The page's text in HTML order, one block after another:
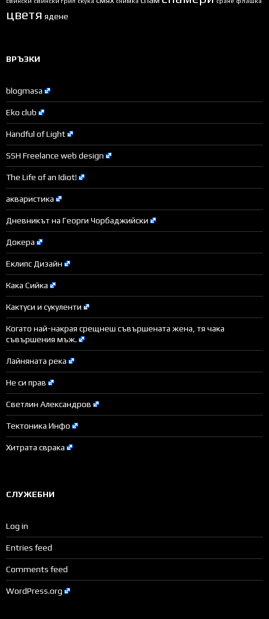
цветя ядене
ВРЪЗКИ
blogmasa
Eko club
Handful of Light
SSH Freelance web design
The Life of an Idiot!
акваристика
Дневникът на Георги Чорбаджийски
Докера
Еклипс Дизайн
Кака Сийка
Кактуси и сукуленти
Когато най-накрая срещнеш съвършената жена, тя чака
съвършения мъж.
Лайняната река
Не си прав
Светлин Александров
Тектоника Инфо
Хитрата сврака
СЛУЖЕБНИ
Log in
Entries feed
Comments feed
WordPress.org